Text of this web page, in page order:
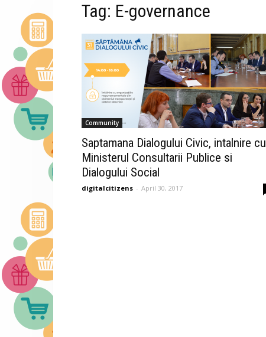
Tag: E-governance
Community
Saptamana Dialogului Civic, intalnire cu
Ministerul Consultarii Publice si
Dialogului Social
digitalcitizens - April 30, 2017